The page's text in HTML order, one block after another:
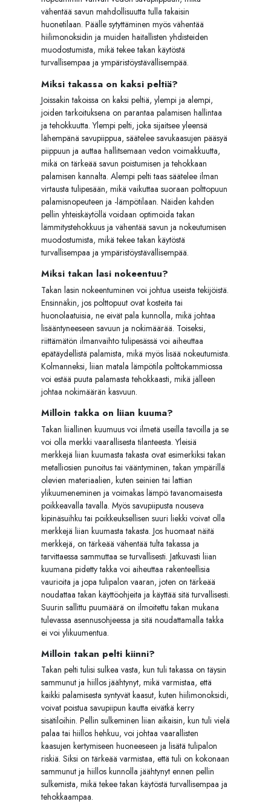
vähentää savun mahdollisuutta tulla takaisin
huonetilaan. Päälle sytyttäminen myös vähentää
hiilimonoksidin ja muiden haitallisten yhdisteiden
muodostumista, mikä tekee takan käytöstä
turvallisempaa ja ympäristöystävällisempää.
Miksi takassa on kaksi peltiä?
Joissakin takoissa on kaksi peltiä, ylempi ja alempi,
joiden tarkoituksena on parantaa palamisen hallintaa
ja tehokkuutta. Ylempi pelti, joka sijaitsee yleensä
lähempänä savupiippua, säätelee savukaasujen pääsyä
piippuun ja auttaa hallitsemaan vedon voimakkuutta,
mikä on tärkeää savun poistumisen ja tehokkaan
palamisen kannalta. Alempi pelti taas säätelee ilman
virtausta tulipesään, mikä vaikuttaa suoraan polttopuun
palamisnopeuteen ja -lämpötilaan. Näiden kahden
pellin yhteiskäytöllä voidaan optimoida takan
lämmitystehokkuus ja vähentää savun ja nokeutumisen
muodostumista, mikä tekee takan käytöstä
turvallisempaa ja ympäristöystävällisempää.
Miksi takan lasi nokeentuu?
Takan lasin nokeentuminen voi johtua useista tekijöistä.
Ensinnäkin, jos polttopuut ovat kosteita tai
huonolaatuisia, ne eivät pala kunnolla, mikä johtaa
lisääntyneeseen savuun ja nokimäärää. Toiseksi,
riittämätön ilmanvaihto tulipesässä voi aiheuttaa
epätäydellistä palamista, mikä myös lisää nokeutumista.
Kolmanneksi, liian matala lämpötila polttokammiossa
voi estää puuta palamasta tehokkaasti, mikä jälleen
johtaa nokimäärän kasvuun.
Milloin takka on liian kuuma?
Takan liiallinen kuumuus voi ilmetä useilla tavoilla ja se
voi olla merkki vaarallisesta tilanteesta. Yleisiä
merkkejä liian kuumasta takasta ovat esimerkiksi takan
metalliosien punoitus tai vääntyminen, takan ympärillä
olevien materiaalien, kuten seinien tai lattian
ylikuumeneminen ja voimakas lämpö tavanomaisesta
poikkeavalla tavalla. Myös savupiipusta nouseva
kipinäsuihku tai poikkeuksellisen suuri liekki voivat olla
merkkejä liian kuumasta takasta. Jos huomaat näitä
merkkejä, on tärkeää vähentää tulta takassa ja
tarvittaessa sammuttaa se turvallisesti. Jatkuvasti liian
kuumana pidetty takka voi aiheuttaa rakenteellisia
vaurioita ja jopa tulipalon vaaran, joten on tärkeää
noudattaa takan käyttöohjeita ja käyttää sitä turvallisesti.
Suurin sallittu puumäärä on ilmoitettu takan mukana
tulevassa asennusohjeessa ja sitä noudattamalla takka
ei voi ylikuumentua.
Milloin takan pelti kiinni?
Takan pelti tulisi sulkea vasta, kun tuli takassa on täysin
sammunut ja hiillos jäähtynyt, mikä varmistaa, että
kaikki palamisesta syntyvät kaasut, kuten hiilimonoksidi,
voivat poistua savupiipun kautta eivätkä kerry
sisätiloihin. Pellin sulkeminen liian aikaisin, kun tuli vielä
palaa tai hiillos hehkuu, voi johtaa vaarallisten
kaasujen kertymiseen huoneeseen ja lisätä tulipalon
riskiä. Siksi on tärkeää varmistaa, että tuli on kokonaan
sammunut ja hiillos kunnolla jäähtynyt ennen pellin
sulkemista, mikä tekee takan käytöstä turvallisempaa ja
tehokkaampaa.